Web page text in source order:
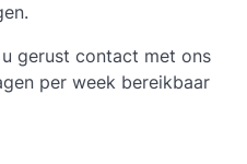
gerust contact met ons
per week bereikbaar